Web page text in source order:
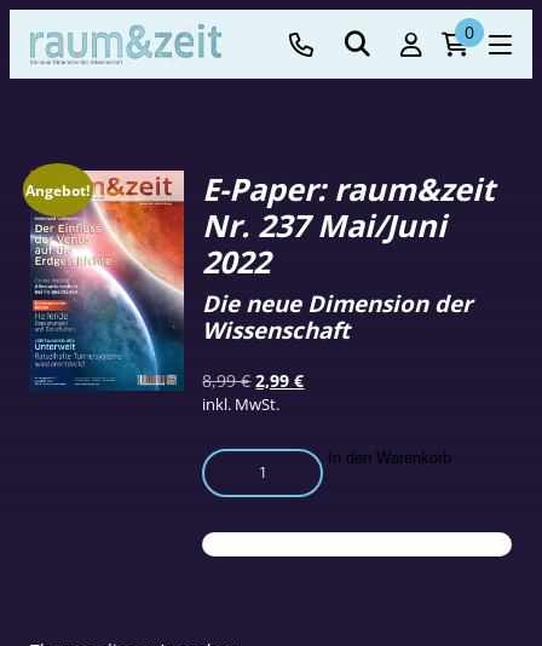
0
Angebot!
E-Paper: raum&zeit
Nr. 237 Mai/Juni
2022
8,99€Ursprünglicher
Preis
8,99 €
2,99€Aktueller
2,99 €.
inkl. MwSt.
Die neue Dimension der
Wissenschaft
E-
Paper:
Nr.
237
In den Warenkorb